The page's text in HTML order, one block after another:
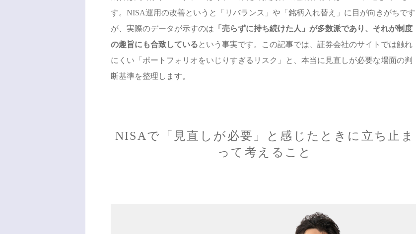
す。NISA運用の改善というと「リバランス」や「銘柄入れ替え」に目が向きがちです
が、実際のデータが示すのは 「売らずに持ち続けた人」が多数派であり、それが制度
の趣旨にも合致している という事実です。この記事では、証券会社のサイトでは触れ
にくい「ポートフォリオをいじりすぎるリスク」と、本当に見直しが必要な場面の判
断基準を整理します。
NISAで「見直しが必要」と感じたときに立ち止ま
って考えること